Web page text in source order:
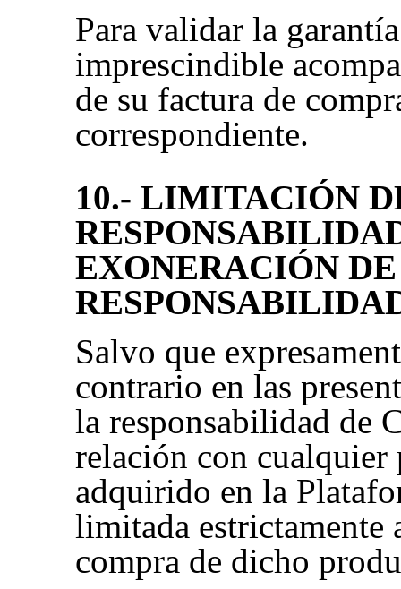
Para validar la
imprescindible
de su factura de
correspondiente.
10.- LIMITACIÓN
EXONERACIÓN DE
Salvo que
contrario en las
la responsabilidad de
relación con cualquier
adquirido en la
limitada estrictamente
compra de dicho